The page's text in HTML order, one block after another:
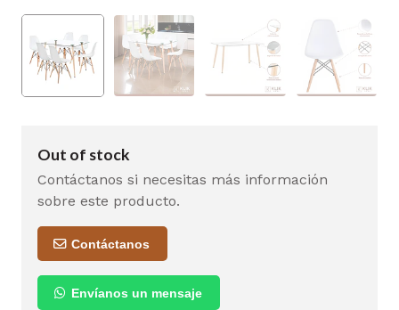
Out of stock
Contáctanos si necesitas más información
sobre este producto.
Contáctanos
Envíanos un mensaje